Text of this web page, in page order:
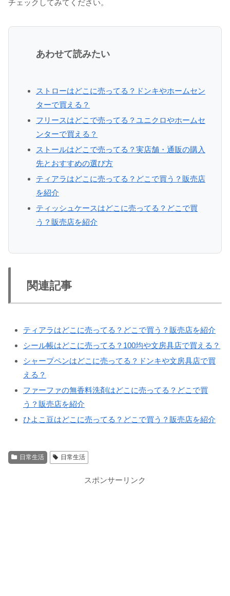
チェックしてみてください。
あわせて読みたい
ストローはどこに売ってる？ドンキやホームセン
ターで買える？
フリースはどこで売ってる？ユニクロやホームセ
ンターで買える？
ストールはどこで売ってる？実店舗・通販の購入
先とおすすめの選び方
ティアラはどこに売ってる？どこで買う？販売店
を紹介
ティッシュケースはどこに売ってる？どこで買
う？販売店を紹介
関連記事
ティアラはどこに売ってる？どこで買う？販売店を紹介
シール帳はどこに売ってる？100均や文房具店で買える？
シャープペンはどこに売ってる？ドンキや文房具店で買
える？
ファーファの無香料洗剤はどこに売ってる？どこで買
う？販売店を紹介
ひよこ豆はどこに売ってる？どこで買う？販売店を紹介
日常生活 日常生活
スポンサーリンク